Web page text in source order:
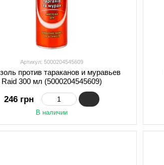
Артикул: 5000204545609
против тараканов и муравьев
Raid 300 мл (5000204545609)
246 грн
В наличии